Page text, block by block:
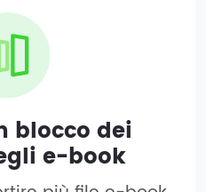
blocco dei
e-book